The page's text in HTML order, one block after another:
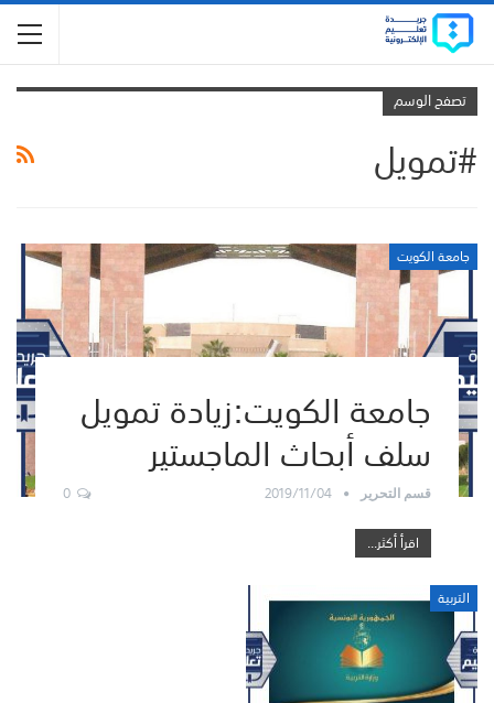
تصفح الوسم
#تمويل
جامعة الكويت
جامعة الكويت:زيادة تمويل
سلف أبحاث الماجستير
قسم التحرير 2019/11/04
0
اقرأ أكثر...
التربية